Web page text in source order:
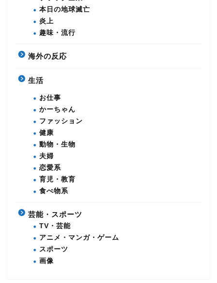
本日の地球滅亡
炎上
趣味・流行
海外の反応
生活
お仕事
かーちゃん
ファッション
健康
動物・生物
夫婦
恋愛系
育児・教育
食べ物系
芸能・スポーツ
TV・芸能
アニメ・マンガ・ゲーム
スポーツ
画像